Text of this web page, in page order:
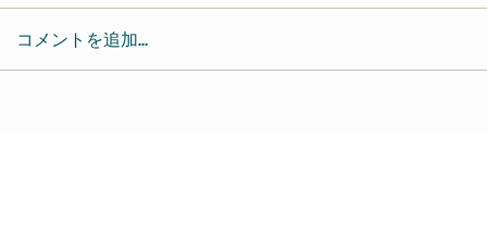
レイジーヒ
コメントを追加…